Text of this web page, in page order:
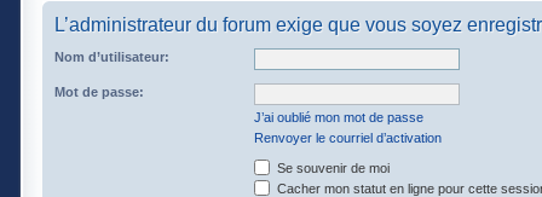
L’administrateur du forum exige que vous soyez
Nom d’utilisateur:
Mot de passe:
J’ai oublié mon mot de passe
Renvoyer le courriel d’activation
Se souvenir de moi
Cacher mon statut en ligne pour cette